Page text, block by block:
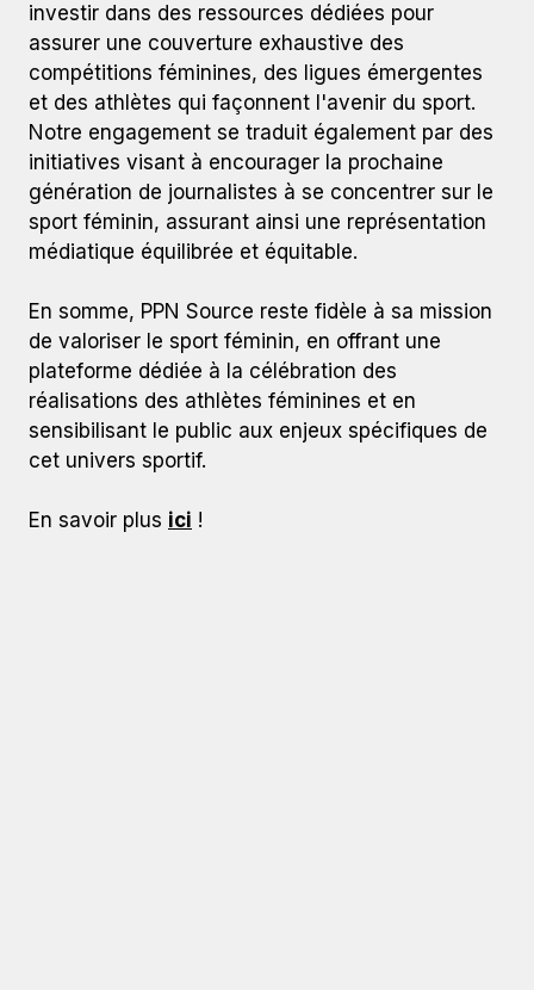
investir dans des ressources dédiées pour
assurer une couverture exhaustive des
compétitions féminines, des ligues émergentes
et des athlètes qui façonnent l'avenir du sport.
Notre engagement se traduit également par des
initiatives visant à encourager la prochaine
génération de journalistes à se concentrer sur le
sport féminin, assurant ainsi une représentation
médiatique équilibrée et équitable.​
En somme, PPN Source reste fidèle à sa mission
de valoriser le sport féminin, en offrant une
plateforme dédiée à la célébration des
réalisations des athlètes féminines et en
sensibilisant le public aux enjeux spécifiques de
cet univers sportif.
En savoir plus ici !